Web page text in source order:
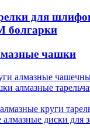
для
чашки
алмазные
алмазные
круги
диски для